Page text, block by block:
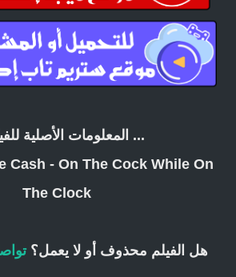
... المعلومات الأصلية
Cash - On The Cock While On
The Clock
هل الفيلم محذوف أو لا يعمل؟